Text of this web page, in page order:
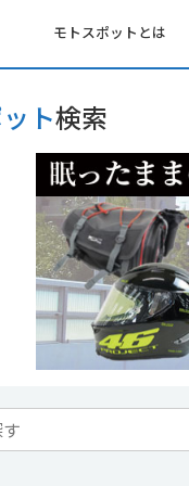
モトスポットとは
ト検索